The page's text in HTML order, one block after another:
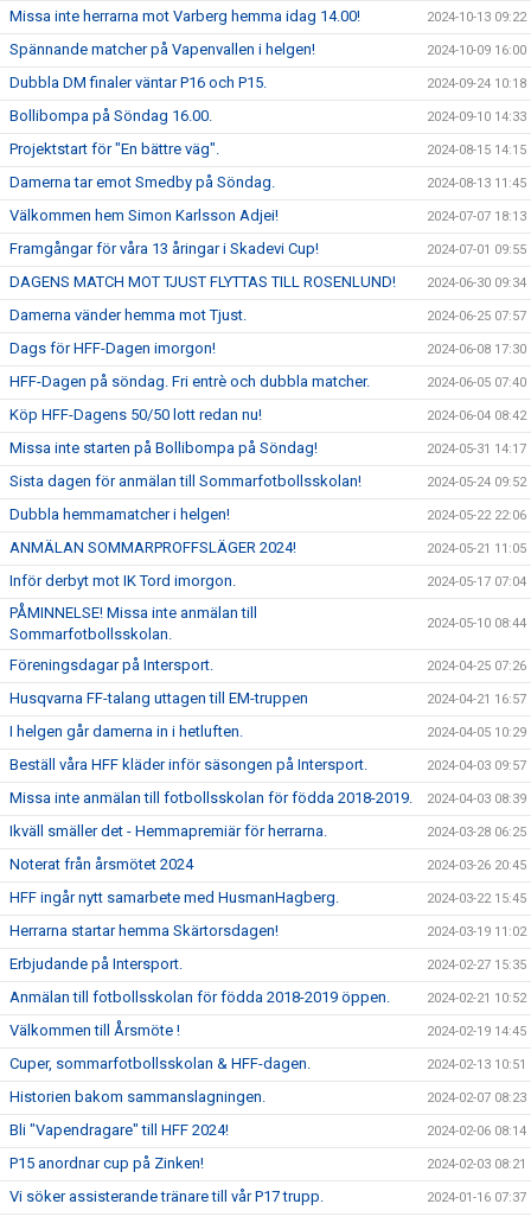
Missa inte herrarna mot Varberg hemma idag 14.00! 2024-10-13 09:22
Spännande matcher på Vapenvallen i helgen! 2024-10-09 16:00
Dubbla DM finaler väntar P16 och P15. 2024-09-24 10:18
Bollibompa på Söndag 16.00. 2024-09-10 14:33
Projektstart för "En bättre väg". 2024-08-15 14:15
Damerna tar emot Smedby på Söndag. 2024-08-13 11:45
Välkommen hem Simon Karlsson Adjei! 2024-07-07 18:13
Framgångar för våra 13 åringar i Skadevi Cup! 2024-07-01 09:55
DAGENS MATCH MOT TJUST FLYTTAS TILL ROSENLUND! 2024-06-30 09:34
Damerna vänder hemma mot Tjust. 2024-06-25 07:57
Dags för HFF-Dagen imorgon! 2024-06-08 17:30
HFF-Dagen på söndag. Fri entrè och dubbla matcher. 2024-06-05 07:40
Köp HFF-Dagens 50/50 lott redan nu! 2024-06-04 08:42
Missa inte starten på Bollibompa på Söndag! 2024-05-31 14:17
Sista dagen för anmälan till Sommarfotbollsskolan! 2024-05-24 09:52
Dubbla hemmamatcher i helgen! 2024-05-22 22:06
ANMÄLAN SOMMARPROFFSLÄGER 2024! 2024-05-21 11:05
Inför derbyt mot IK Tord imorgon. 2024-05-17 07:04
PÅMINNELSE! Missa inte anmälan till
Sommarfotbollsskolan.
2024-05-10 08:44
Föreningsdagar på Intersport. 2024-04-25 07:26
Husqvarna FF-talang uttagen till EM-truppen 2024-04-21 16:57
I helgen går damerna in i hetluften. 2024-04-05 10:29
Beställ våra HFF kläder inför säsongen på Intersport. 2024-04-03 09:57
Missa inte anmälan till fotbollsskolan för födda 2018-2019. 2024-04-03 08:39
Ikväll smäller det - Hemmapremiär för herrarna. 2024-03-28 06:25
Noterat från årsmötet 2024 2024-03-26 20:45
HFF ingår nytt samarbete med HusmanHagberg. 2024-03-22 15:45
Herrarna startar hemma Skärtorsdagen! 2024-03-19 11:02
Erbjudande på Intersport. 2024-02-27 15:35
Anmälan till fotbollsskolan för födda 2018-2019 öppen. 2024-02-21 10:52
Välkommen till Årsmöte ! 2024-02-19 14:45
Cuper, sommarfotbollsskolan & HFF-dagen. 2024-02-13 10:51
Historien bakom sammanslagningen. 2024-02-07 08:23
Bli "Vapendragare" till HFF 2024! 2024-02-06 08:14
P15 anordnar cup på Zinken! 2024-02-03 08:21
Vi söker assisterande tränare till vår P17 trupp. 2024-01-16 07:37